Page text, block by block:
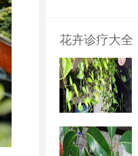
花卉诊疗大全